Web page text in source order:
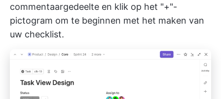
commentaargedeelte en klik op het "+"-
pictogram om te beginnen met het maken van
uw checklist.